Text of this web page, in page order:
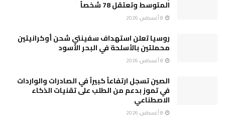
المتوسط وتعتقل 78 شخصاً
روسيا تعلن استهداف سفينتي شحن أوكرانيتين
محملتين بالأسلحة في البحر الأسود
الصين تسجل ارتفاعاً كبيراً في الصادرات والواردات
في تموز بدعم من الطلب على تقنيات الذكاء
الاصطناعي